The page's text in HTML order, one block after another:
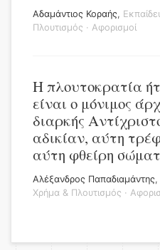
Αδαμάντιος Κοραής,
Πλουτισμός · Αφορισμοί
Η πλουτοκρατία
είναι ο μόνιμος
διαρκής
αδικίαν, αύτη
αύτη φθείρη
Αλέξανδρος Παπαδιαμάντης,
Χρήμα & Πλουτισμός ·